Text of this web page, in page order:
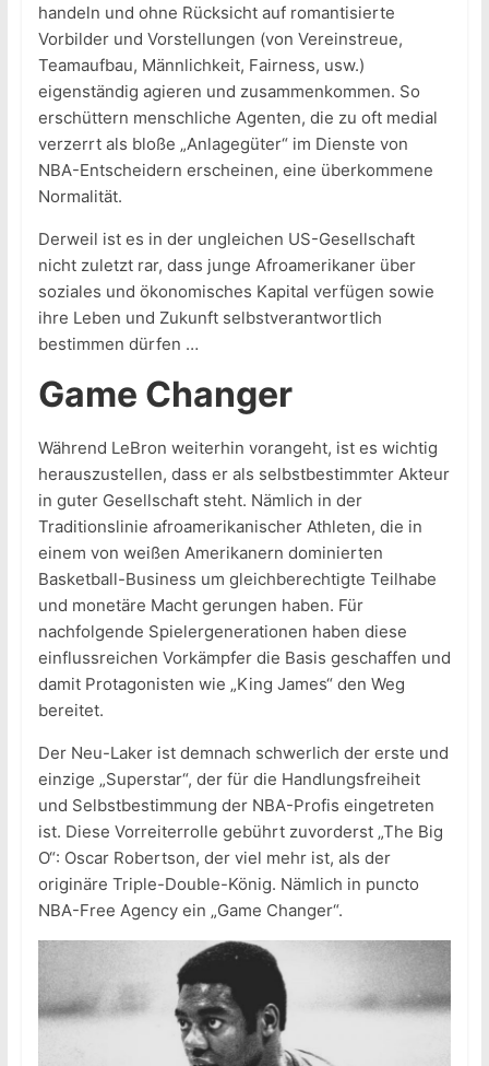
handeln und ohne Rücksicht auf romantisierte
Vorbilder und Vorstellungen (von Vereinstreue,
Teamaufbau, Männlichkeit, Fairness, usw.)
eigenständig agieren und zusammenkommen. So
erschüttern menschliche Agenten, die zu oft medial
verzerrt als bloße „Anlagegüter“ im Dienste von
NBA-Entscheidern erscheinen, eine überkommene
Normalität.
Derweil ist es in der ungleichen US-Gesellschaft
nicht zuletzt rar, dass junge Afroamerikaner über
soziales und ökonomisches Kapital verfügen sowie
ihre Leben und Zukunft selbstverantwortlich
bestimmen dürfen …
Game Changer
Während LeBron weiterhin vorangeht, ist es wichtig
herauszustellen, dass er als selbstbestimmter Akteur
in guter Gesellschaft steht. Nämlich in der
Traditionslinie afroamerikanischer Athleten, die in
einem von weißen Amerikanern dominierten
Basketball-Business um gleichberechtigte Teilhabe
und monetäre Macht gerungen haben. Für
nachfolgende Spielergenerationen haben diese
einflussreichen Vorkämpfer die Basis geschaffen und
damit Protagonisten wie „King James“ den Weg
bereitet.
Der Neu-Laker ist demnach schwerlich der erste und
einzige „Superstar“, der für die Handlungsfreiheit
und Selbstbestimmung der NBA-Profis eingetreten
ist. Diese Vorreiterrolle gebührt zuvorderst „The Big
O“: Oscar Robertson, der viel mehr ist, als der
originäre Triple-Double-König. Nämlich in puncto
NBA-Free Agency ein „Game Changer“.